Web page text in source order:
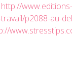
http://
p2088-au-